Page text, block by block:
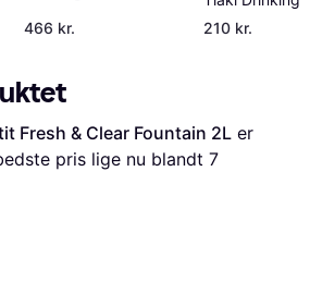
466 kr.
210 kr.
Fresh & Clear Fountain 2L
pris lige nu blandt 7